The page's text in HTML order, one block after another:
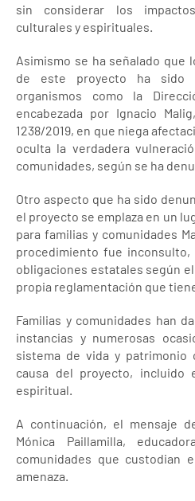
sin considerar los
culturales y espirituales.
Asimismo se ha señalado que
de este proyecto ha sido
organismos como la
encabezada por Ignacio
1238/2019, en que niega
oculta la verdadera
comunidades, según se ha
Otro aspecto que ha sido
el proyecto se emplaza en un
para familias y comunidades
procedimiento fue
obligaciones estatales según el
propia reglamentación que
Familias y comunidades han
instancias y numerosas
sistema de vida y
causa del proyecto, incluido
espiritual.
A continuación, el mensaje
Mónica Paillamilla,
comunidades que
amenaza.